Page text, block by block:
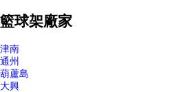
籃球架廠家
津南
通州
葫蘆島
大興